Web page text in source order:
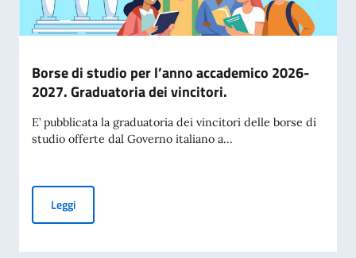
Borse di studio per l’anno accademico 2026-
2027. Graduatoria dei vincitori.
E’ pubblicata la graduatoria dei vincitori delle borse di
studio offerte dal Governo italiano a...
LeggiBorse di studio per l’anno accademico 2026-2027.